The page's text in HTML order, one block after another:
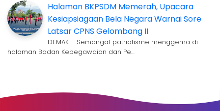
Halaman BKPSDM Memerah, Upacara
Kesiapsiagaan Bela Negara Warnai Sore
Latsar CPNS Gelombang II
DEMAK – Semangat patriotisme menggema di
halaman Badan Kepegawaian dan Pe…